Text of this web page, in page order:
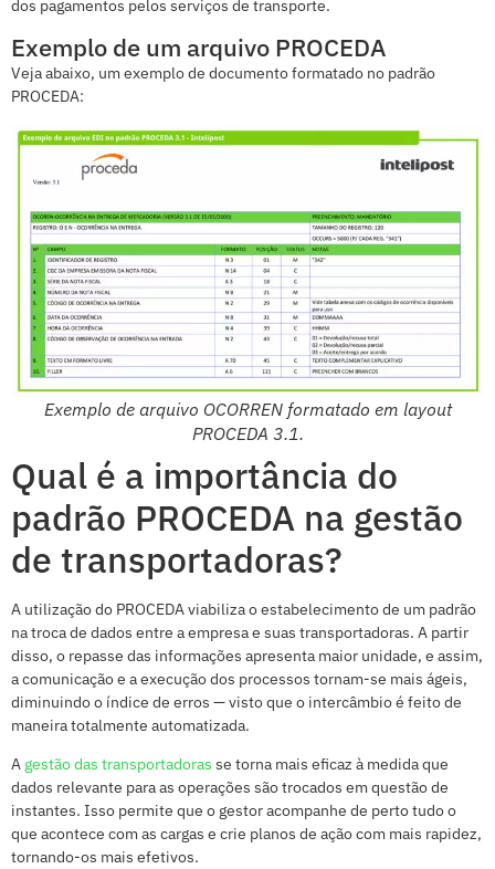
dos pagamentos pelos serviços de transporte.
Exemplo de um arquivo PROCEDA
Veja abaixo, um exemplo de documento formatado no padrão
PROCEDA:
Exemplo de arquivo OCORREN formatado em layout
PROCEDA 3.1.
Qual é a importância do
padrão PROCEDA na gestão
de transportadoras?
A utilização do PROCEDA viabiliza o estabelecimento de um padrão
na troca de dados entre a empresa e suas transportadoras. A partir
disso, o repasse das informações apresenta maior unidade, e assim,
a comunicação e a execução dos processos tornam-se mais ágeis,
diminuindo o índice de erros — visto que o intercâmbio é feito de
maneira totalmente automatizada.
A gestão das transportadoras se torna mais eficaz à medida que
dados relevante para as operações são trocados em questão de
instantes. Isso permite que o gestor acompanhe de perto tudo o
que acontece com as cargas e crie planos de ação com mais rapidez,
tornando-os mais efetivos.